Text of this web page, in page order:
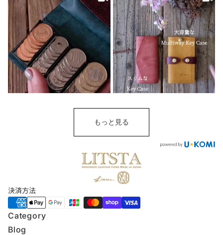
もっと見る
決済方法
Category
Blog